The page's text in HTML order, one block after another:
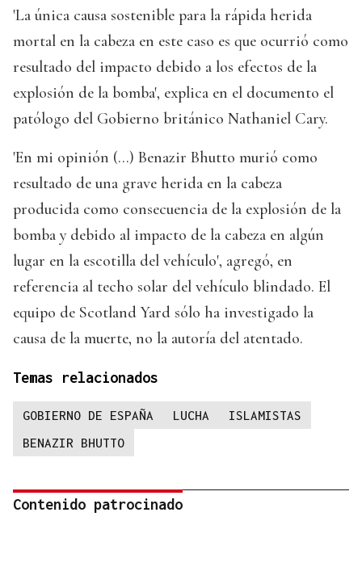
'La única causa sostenible para la rápida herida
mortal en la cabeza en este caso es que ocurrió como
resultado del impacto debido a los efectos de la
explosión de la bomba', explica en el documento el
patólogo del Gobierno británico Nathaniel Cary.
'En mi opinión (...) Benazir Bhutto murió como
resultado de una grave herida en la cabeza
producida como consecuencia de la explosión de la
bomba y debido al impacto de la cabeza en algún
lugar en la escotilla del vehículo', agregó, en
referencia al techo solar del vehículo blindado. El
equipo de Scotland Yard sólo ha investigado la
causa de la muerte, no la autoría del atentado.
Temas relacionados
GOBIERNO DE ESPAÑA LUCHA
ISLAMISTAS
BENAZIR BHUTTO
Contenido patrocinado